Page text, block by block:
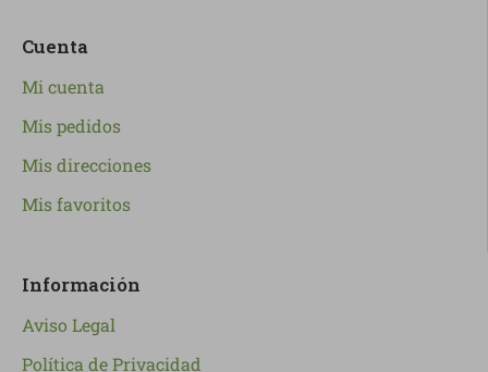
Cuenta
Mi cuenta
Mis pedidos
Mis direcciones
Mis favoritos
Información
Aviso Legal
Política de Privacidad